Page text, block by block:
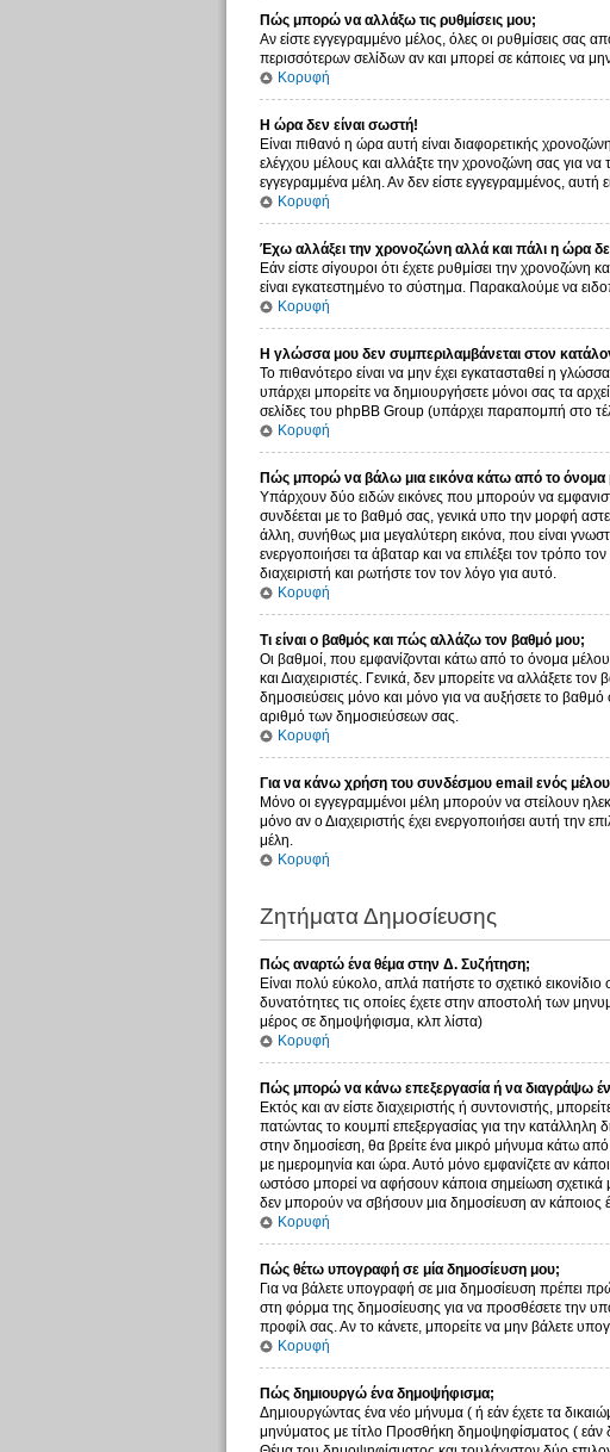
Πώς μπορώ να αλλάξω τις ρυθμίσεις μου;
Αν είστε εγγεγραμμένο μέλος, όλες οι ρυθμίσεις σας
περισσότερων σελίδων αν και μπορεί σε κάποιες να
Κορυφή
Η ώρα δεν είναι σωστή!
Είναι πιθανό η ώρα αυτή είναι διαφορετικής
ελέγχου μέλους και αλλάξτε την χρονοζώνη σας για
εγγεγραμμένα μέλη. Αν δεν είστε εγγεγραμμένος, αυτή
Κορυφή
Έχω αλλάξει την χρονοζώνη αλλά και πάλι η ώρα
Εάν είστε σίγουροι ότι έχετε ρυθμίσει την
είναι εγκατεστημένο το σύστημα. Παρακαλούμε να
Κορυφή
Η γλώσσα μου δεν συμπεριλαμβάνεται στον
Το πιθανότερο είναι να μην έχει εγκατασταθεί η
υπάρχει μπορείτε να δημιουργήσετε μόνοι σας τα
σελίδες του phpBB Group (υπάρχει παραπομπή στο
Κορυφή
Πώς μπορώ να βάλω μια εικόνα κάτω από το όνομα
Υπάρχουν δύο ειδών εικόνες που μπορούν να
συνδέεται με το βαθμό σας, γενικά υπο την μορφή
άλλη, συνήθως μια μεγαλύτερη εικόνα, που είναι
ενεργοποιήσει τα άβαταρ και να επιλέξει τον τρόπο
διαχειριστή και ρωτήστε τον τον λόγο για αυτό.
Κορυφή
Τι είναι ο βαθμός και πώς αλλάζω τον βαθμό μου;
Οι βαθμοί, που εμφανίζονται κάτω από το όνομα
και Διαχειριστές. Γενικά, δεν μπορείτε να αλλάξετε
δημοσιεύσεις μόνο και μόνο για να αυξήσετε το βαθμό
αριθμό των δημοσιεύσεων σας.
Κορυφή
Για να κάνω χρήση του συνδέσμου email ενός
Μόνο οι εγγεγραμμένοι μέλη μπορούν να στείλουν
μόνο αν ο Διαχειριστής έχει ενεργοποιήσει αυτή
μέλη.
Κορυφή
Ζητήματα Δημοσίευσης
Πώς αναρτώ ένα θέμα στην Δ. Συζήτηση;
Είναι πολύ εύκολο, απλά πατήστε το σχετικό
δυνατότητες τις οποίες έχετε στην αποστολή των
μέρος σε δημοψήφισμα, κλπ λίστα)
Κορυφή
Πώς μπορώ να κάνω επεξεργασία ή να διαγράψω
Εκτός και αν είστε διαχειριστής ή συντονιστής,
πατώντας το κουμπί επεξεργασίας για την κατάλληλη
στην δημοσίεση, θα βρείτε ένα μικρό μήνυμα κάτω
με ημερομηνία και ώρα. Αυτό μόνο εμφανίζετε αν
ωστόσο μπορεί να αφήσουν κάποια σημείωση σχετικά
δεν μπορούν να σβήσουν μια δημοσίευση αν κάποιος
Κορυφή
Πώς θέτω υπογραφή σε μία δημοσίευση μου;
Για να βάλετε υπογραφή σε μια δημοσίευση πρέπει
στη φόρμα της δημοσίευσης για να προσθέσετε την
προφίλ σας. Αν το κάνετε, μπορείτε να μην βάλετε
Κορυφή
Πώς δημιουργώ ένα δημοψήφισμα;
Δημιουργώντας ένα νέο μήνυμα ( ή εάν έχετε τα
μηνύματος με τίτλο Προσθήκη δημοψηφίσματος ( εάν